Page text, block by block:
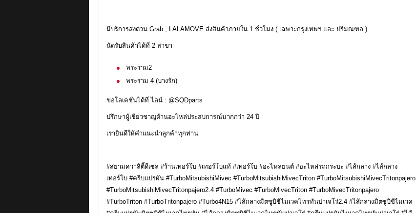
มีบริการส่งด่วน Grab , LALAMOVE ส่งสินค้าภายใน 1 ชั่วโมง ( เฉพาะกรุงเทพฯ และ ปริมณฑล )
นัดรับสินค้าได้ที่ 2 สาขา
พระราม2
พระราม 4 (บางรัก)
ขอโลเคชั่นได้ที่ ไลน์ : @SQDparts
ปรึกษาผู้เชี่ยวชาญด้านอะไหล่ประสบการณ์มากกว่า 24 ปี
เรายินดีให้คำแนะนำลูกค้าทุกท่าน
#สยามควาลิตี้ดีเซล #ร้านเทอร์โบ #เทอร์โบแท้ #เทอร์โบ #อะไหล่ยนต์ #อะไหล่รถกระบะ #ไส้กลาง #ไส้กลาง
เทอร์โบ #ครีบแปรผัน #TurboMitsubishiMivec #TurboMitsubishiMivecTriton #TurboMitsubishiMivecTritonpajero
#TurboMitsubishiMivecTritonpajero2.4 #TurboMivec #TurboMivecTriton #TurboMivecTritonpajero
#TurboTriton #TurboTritonpajero #Turbo4N15 #ไส้กลางมิตซูบิชิไมเวคไทรทันปาเจโร่2.4 #ไส้กลางมิตซูบิชิไมเวค